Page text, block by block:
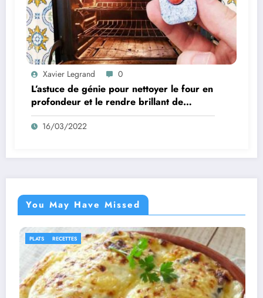
Xavier Legrand 0
L’astuce de génie pour nettoyer le four en
profondeur et le rendre brillant de
propreté
16/03/2022
You May Have Missed
IDÉES RECETTES RECETTES